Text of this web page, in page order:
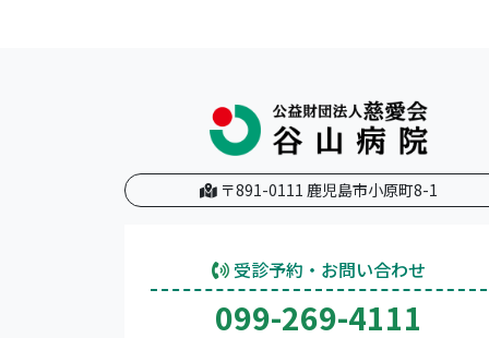
〒891-0111 鹿児島市小原町8-1
受診予約・お問い合わせ
099-269-4111